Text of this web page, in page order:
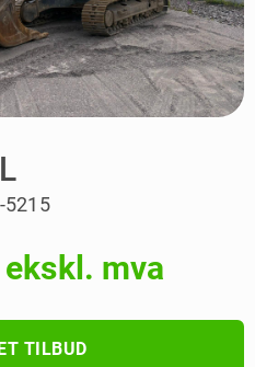
5215
mva
TILBUD